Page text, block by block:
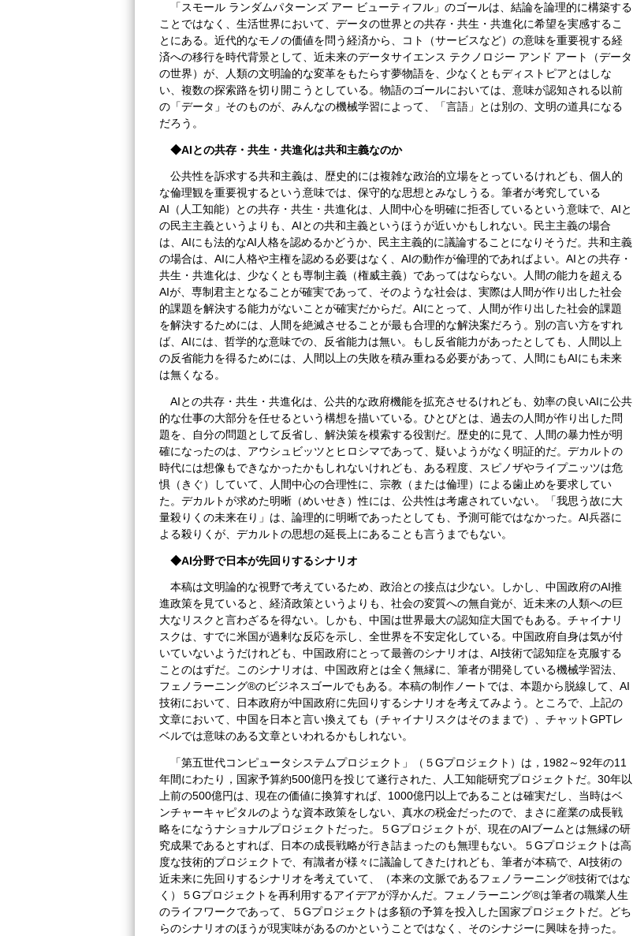
「スモール ランダムパターンズ アー ビューティフル」のゴールは、結論を論理的に構築する
ことではなく、生活世界において、データの世界との共存・共生・共進化に希望を実感するこ
とにある。近代的なモノの価値を問う経済から、コト（サービスなど）の意味を重要視する経
済への移行を時代背景として、近未来のデータサイエンス テクノロジー アンド アート（データ
の世界）が、人類の文明論的な変革をもたらす夢物語を、少なくともディストピアとはしな
い、複数の探索路を切り開こうとしている。物語のゴールにおいては、意味が認知される以前
の「データ」そのものが、みんなの機械学習によって、「言語」とは別の、文明の道具になる
だろう。
◆AIとの共存・共生・共進化は共和主義なのか
公共性を訴求する共和主義は、歴史的には複雑な政治的立場をとっているけれども、個人的
な倫理観を重要視するという意味では、保守的な思想とみなしうる。筆者が考究している
AI（人工知能）との共存・共生・共進化は、人間中心を明確に拒否しているという意味で、AIと
の民主主義というよりも、AIとの共和主義というほうが近いかもしれない。民主主義の場合
は、AIにも法的なAI人格を認めるかどうか、民主主義的に議論することになりそうだ。共和主義
の場合は、AIに人格や主権を認める必要はなく、AIの動作が倫理的であればよい。AIとの共存・
共生・共進化は、少なくとも専制主義（権威主義）であってはならない。人間の能力を超える
AIが、専制君主となることが確実であって、そのような社会は、実際は人間が作り出した社会
的課題を解決する能力がないことが確実だからだ。AIにとって、人間が作り出した社会的課題
を解決するためには、人間を絶滅させることが最も合理的な解決案だろう。別の言い方をすれ
ば、AIには、哲学的な意味での、反省能力は無い。もし反省能力があったとしても、人間以上
の反省能力を得るためには、人間以上の失敗を積み重ねる必要があって、人間にもAIにも未来
は無くなる。
AIとの共存・共生・共進化は、公共的な政府機能を拡充させるけれども、効率の良いAIに公共
的な仕事の大部分を任せるという構想を描いている。ひとびとは、過去の人間が作り出した問
題を、自分の問題として反省し、解決策を模索する役割だ。歴史的に見て、人間の暴力性が明
確になったのは、アウシュビッツとヒロシマであって、疑いようがなく明証的だ。デカルトの
時代には想像もできなかったかもしれないけれども、ある程度、スピノザやライプニッツは危
惧（きぐ）していて、人間中心の合理性に、宗教（または倫理）による歯止めを要求してい
た。デカルトが求めた明晰（めいせき）性には、公共性は考慮されていない。「我思う故に大
量殺りくの未来在り」は、論理的に明晰であったとしても、予測可能ではなかった。AI兵器に
よる殺りくが、デカルトの思想の延長上にあることも言うまでもない。
◆AI分野で日本が先回りするシナリオ
本稿は文明論的な視野で考えているため、政治との接点は少ない。しかし、中国政府のAI推
進政策を見ていると、経済政策というよりも、社会の変質への無自覚が、近未来の人類への巨
大なリスクと言わざるを得ない。しかも、中国は世界最大の認知症大国でもある。チャイナリ
スクは、すでに米国が過剰な反応を示し、全世界を不安定化している。中国政府自身は気が付
いていないようだけれども、中国政府にとって最善のシナリオは、AI技術で認知症を克服する
ことのはずだ。このシナリオは、中国政府とは全く無縁に、筆者が開発している機械学習法、
フェノラーニング®のビジネスゴールでもある。本稿の制作ノートでは、本題から脱線して、AI
技術において、日本政府が中国政府に先回りするシナリオを考えてみよう。ところで、上記の
文章において、中国を日本と言い換えても（チャイナリスクはそのままで）、チャットGPTレ
ベルでは意味のある文章といわれるかもしれない。
「第五世代コンピュータシステムプロジェクト」（５Gプロジェクト）は，1982～92年の11
年間にわたり，国家予算約500億円を投じて遂行された、人工知能研究プロジェクトだ。30年以
上前の500億円は、現在の価値に換算すれば、1000億円以上であることは確実だし、当時はベ
ンチャーキャピタルのような資本政策をしない、真水の税金だったので、まさに産業の成長戦
略をになうナショナルプロジェクトだった。５Gプロジェクトが、現在のAIブームとは無縁の研
究成果であるとすれば、日本の成長戦略が行き詰まったのも無理もない。５Gプロジェクトは高
度な技術的プロジェクトで、有識者が様々に議論してきたけれども、筆者が本稿で、AI技術の
近未来に先回りするシナリオを考えていて、（本来の文脈であるフェノラーニング®技術ではな
く）５Gプロジェクトを再利用するアイデアが浮かんだ。フェノラーニング®は筆者の職業人生
のライフワークであって、５Gプロジェクトは多額の予算を投入した国家プロジェクトだ。どち
らのシナリオのほうが現実味があるのかということではなく、そのシナジーに興味を持った。